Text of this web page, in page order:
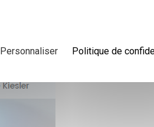
Personnaliser Politique de